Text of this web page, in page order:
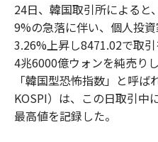
24日、韓国取引所によると
9%の急落に伴い、個人投
3.26%上昇し8471.02で取
4兆6000億ウォンを純売り
「韓国型恐怖指数」と呼
KOSPI）は、この日取引中
最高値を記録した。